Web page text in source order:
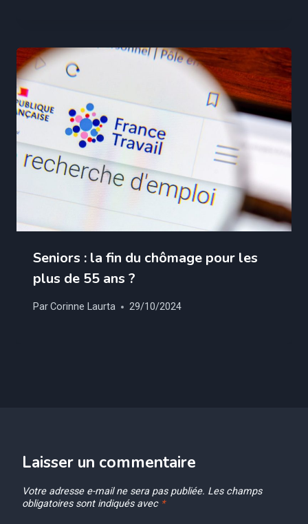
Seniors : la fin du chômage pour les
plus de 55 ans ?
ParCorinne Laurta 29/10/2024
Laisser un commentaire
Votre adresse e-mail ne sera pas publiée. Les champs
obligatoires sont indiqués avec *